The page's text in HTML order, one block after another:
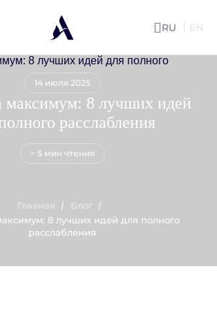
RU EN
14 июля 2025
максимум: 8 лучших идей
расслабления
~ 5 мин чтения
Главная
Блог
8 лучших идей для полного
расслабления